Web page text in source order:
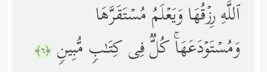
ٱللَّهِ رِزۡقُهَا وَیَعۡلَمُ مُسۡتَقَرَّهَا
وَمُسۡتَوۡدَعَهَاۚ كُلࣱّ فِی كِتَـٰبࣲ مُّبِینࣲ ﴿٦﴾